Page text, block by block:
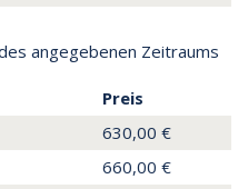
angegebenen Zeitraums
Preis
630,00 €
660,00 €